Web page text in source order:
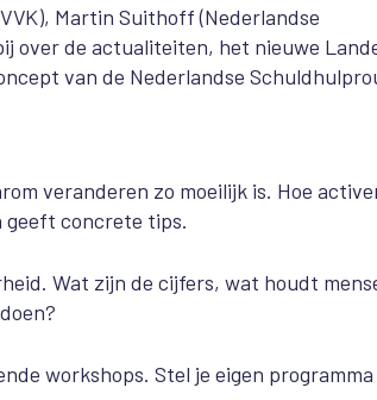
Martin Suithoff (Nederlandse
over de actualiteiten, het nieuwe
van de Nederlandse
veranderen zo moeilijk is. Hoe
geeft concrete tips.
Wat zijn de cijfers, wat houdt
workshops. Stel je eigen programma